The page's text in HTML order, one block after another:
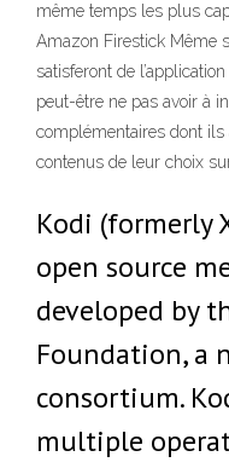
même temps les plus
Amazon Firestick Même
satisferont de
peut-être ne pas avoir à
complémentaires dont ils
contenus de leur choix
Kodi (formerly
open source
developed by
Foundation, a
consortium.
multiple